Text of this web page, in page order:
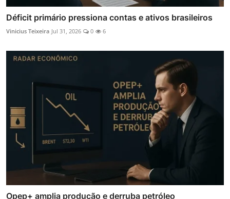
Déficit primário pressiona contas e ativos brasileiros
Vinicius Teixeira Jul 31, 2026 0 6
Opep+ amplia produção e derruba petróleo